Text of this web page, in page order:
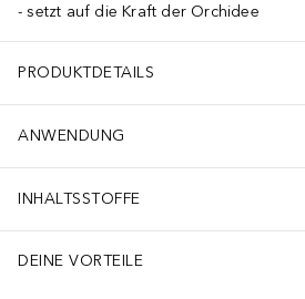
setzt auf die Kraft der Orchidee
PRODUKTDETAILS
ANWENDUNG
INHALTSSTOFFE
DEINE VORTEILE